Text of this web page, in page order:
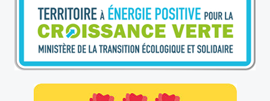
Village sportif
L'US Crequy Fressin
La société de chasse
La société de pêche